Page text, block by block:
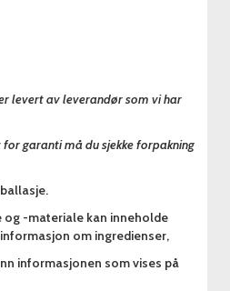
levert av leverandør som vi har
garanti må du sjekke forpakning
og -materiale kan inneholde
om ingredienser,
informasjonen som vises på